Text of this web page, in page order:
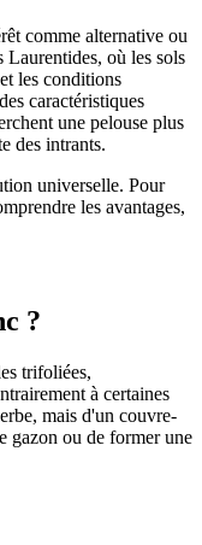
comme alternative ou
où les sols
les conditions
caractéristiques
une pelouse plus
des intrants.
universelle. Pour
les avantages,
?
trifoliées,
à certaines
mais d'un couvre-
gazon ou de former une